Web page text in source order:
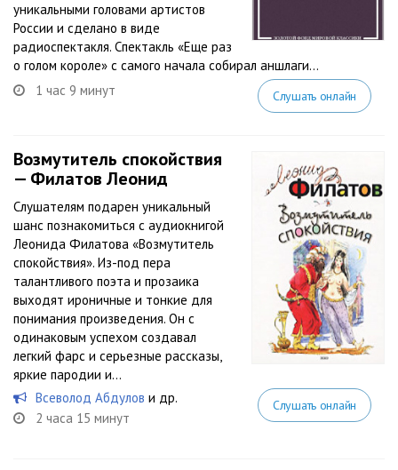
уникальными головами артистов
России и сделано в виде
радиоспектакля. Спектакль «Еще раз
о голом короле» с самого начала собирал аншлаги...
1 час 9 минут
Слушать онлайн
Возмутитель спокойствия
— Филатов Леонид
Слушателям подарен уникальный
шанс познакомиться с аудиокнигой
Леонида Филатова «Возмутитель
спокойствия». Из-под пера
талантливого поэта и прозаика
выходят ироничные и тонкие для
понимания произведения. Он с
одинаковым успехом создавал
легкий фарс и серьезные рассказы,
яркие пародии и...
Всеволод Абдулов и др.
2 часа 15 минут
Слушать онлайн